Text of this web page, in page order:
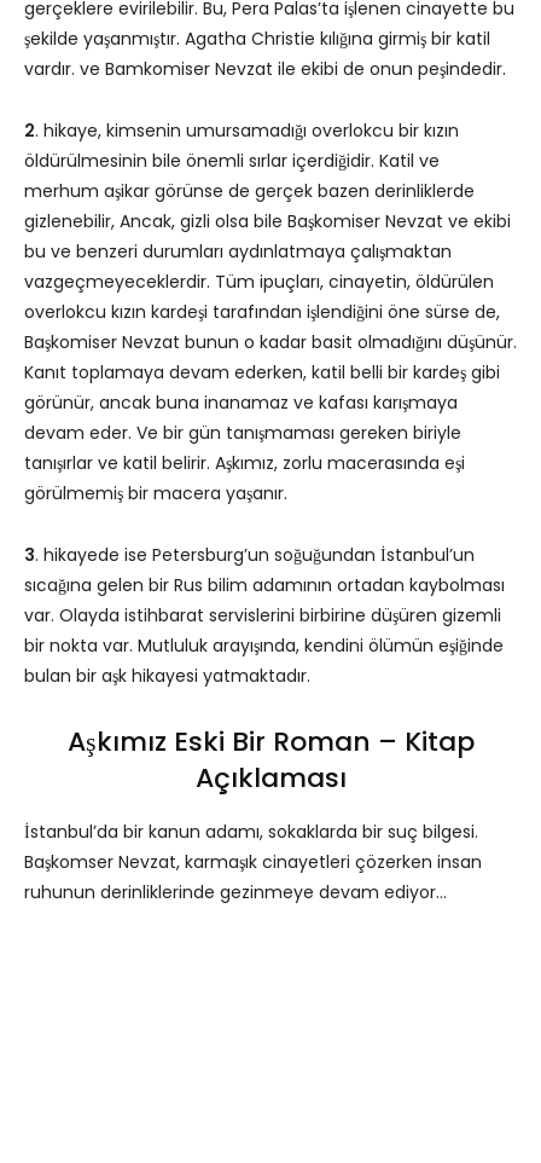
gerçeklere evirilebilir. Bu, Pera Palas’ta işlenen cinayette bu
şekilde yaşanmıştır. Agatha Christie kılığına girmiş bir katil
vardır. ve Bamkomiser Nevzat ile ekibi de onun peşindedir.
2. hikaye, kimsenin umursamadığı overlokcu bir kızın
öldürülmesinin bile önemli sırlar içerdiğidir. Katil ve
merhum aşikar görünse de gerçek bazen derinliklerde
gizlenebilir, Ancak, gizli olsa bile Başkomiser Nevzat ve ekibi
bu ve benzeri durumları aydınlatmaya çalışmaktan
vazgeçmeyeceklerdir. Tüm ipuçları, cinayetin, öldürülen
overlokcu kızın kardeşi tarafından işlendiğini öne sürse de,
Başkomiser Nevzat bunun o kadar basit olmadığını düşünür.
Kanıt toplamaya devam ederken, katil belli bir kardeş gibi
görünür, ancak buna inanamaz ve kafası karışmaya
devam eder. Ve bir gün tanışmaması gereken biriyle
tanışırlar ve katil belirir. Aşkımız, zorlu macerasında eşi
görülmemiş bir macera yaşanır.
3. hikayede ise Petersburg’un soğuğundan İstanbul’un
sıcağına gelen bir Rus bilim adamının ortadan kaybolması
var. Olayda istihbarat servislerini birbirine düşüren gizemli
bir nokta var. Mutluluk arayışında, kendini ölümün eşiğinde
bulan bir aşk hikayesi yatmaktadır.
Aşkımız Eski Bir Roman – Kitap
Açıklaması
İstanbul’da bir kanun adamı, sokaklarda bir suç bilgesi.
Başkomser Nevzat, karmaşık cinayetleri çözerken insan
ruhunun derinliklerinde gezinmeye devam ediyor…